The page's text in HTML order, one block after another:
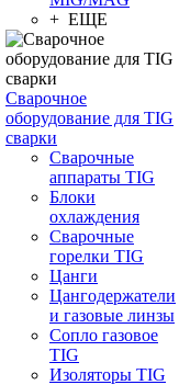
+ ЕЩЕ
Сварочное
оборудование для TIG
сварки
Сварочные
аппараты TIG
Блоки
охлаждения
Сварочные
горелки TIG
Цанги
Цангодержатели
и газовые линзы
Сопло газовое
TIG
Изоляторы TIG